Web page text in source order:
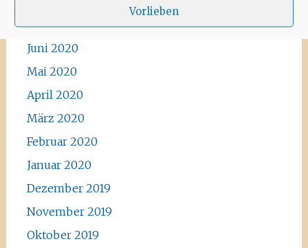
Vorlieben
Juni 2020
Mai 2020
April 2020
März 2020
Februar 2020
Januar 2020
Dezember 2019
November 2019
Oktober 2019